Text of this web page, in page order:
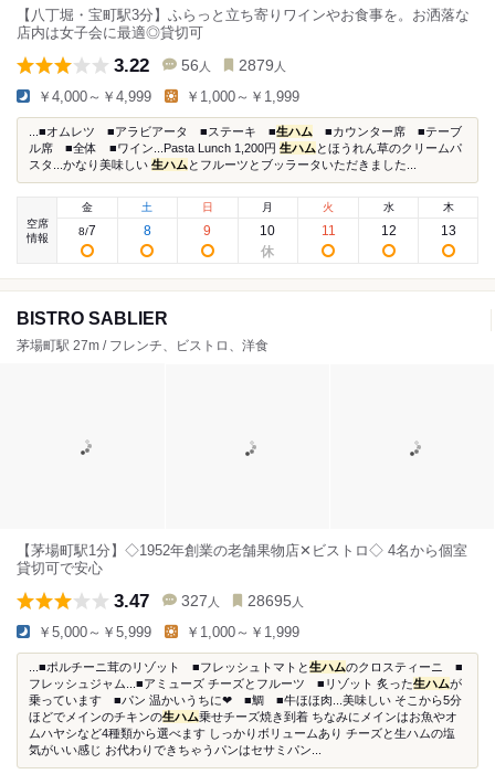
【八丁堀・宝町駅3分】ふらっと立ち寄りワインやお食事を。お洒落な
店内は女子会に最適◎貸切可
3.22 56 人 2879 人
￥4,000～￥4,999 ￥1,000～￥1,999
...■オムレツ ■アラビアータ ■ステーキ ■生ハム ■カウンター席 ■テーブ
ル席 ■全体 ■ワイン...Pasta Lunch 1,200円 生ハム とほうれん草のクリームパ
スタ...かなり美味しい 生ハム とフルーツとブッラータいただきました...
空席
情報
金
8/7
土
8
日
9
月
10
火
11
水
12
木
13
BISTRO SABLIER
茅場町駅 27m / フレンチ、ビストロ、洋食
【茅場町駅1分】◇1952年創業の老舗果物店✕ビストロ◇ 4名から個室
貸切可で安心
3.47 327 人 28695 人
￥5,000～￥5,999 ￥1,000～￥1,999
...■ポルチーニ茸のリゾット ■フレッシュトマトと生ハムのクロスティーニ ■
フレッシュジャム...■アミューズ チーズとフルーツ ■リゾット 炙った生ハムが
乗っています ■パン 温かいうちに❤︎ ■鯛 ■牛ほほ肉...美味しい そこから5分
ほどでメインのチキンの生ハム乗せチーズ焼き到着 ちなみにメインはお魚やオ
ムハヤシなど4種類から選べます しっかりボリュームあり チーズと生ハムの塩
気がいい感じ お代わりできちゃうパンはセサミパン...